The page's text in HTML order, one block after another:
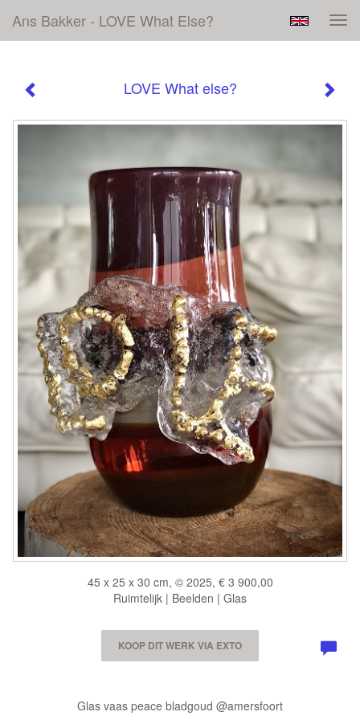
Ans Bakker - LOVE What Else?
LOVE What else?
45 x 25 x 30 cm, © 2025, € 3 900,00
Ruimtelijk | Beelden | Glas
KOOP DIT WERK VIA EXTO
Glas vaas peace bladgoud @amersfoort